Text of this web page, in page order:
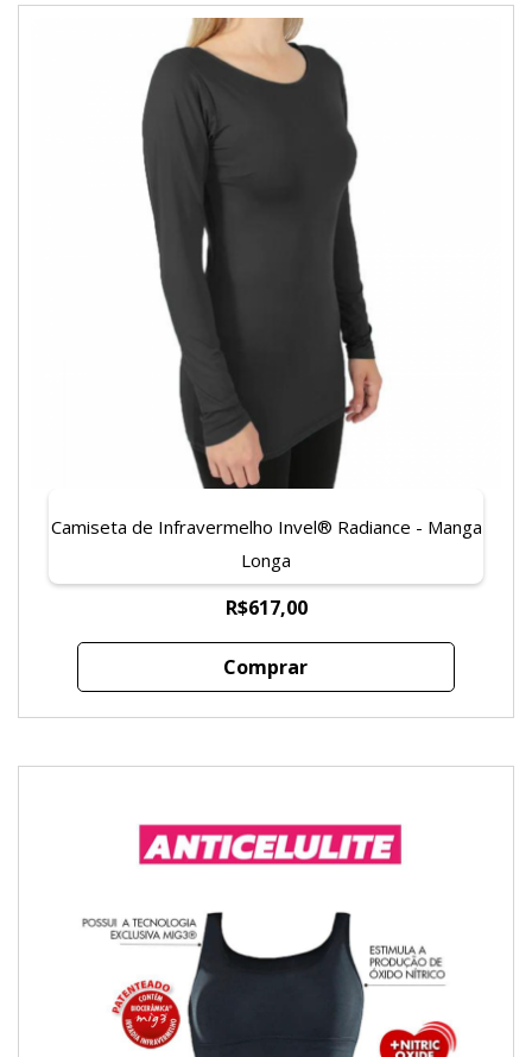
Camiseta de Infravermelho Invel® Radiance - Manga
Longa
R$617,00
Comprar